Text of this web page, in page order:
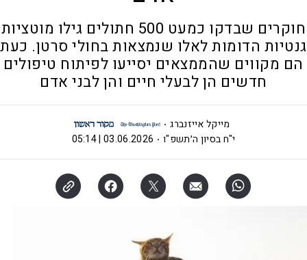
חוקרים שבדקו כמעט 500 חתולים גילו מוטציות
גנטיות הדומות לאלו שנמצאות בחולי סרטן. כעת
הם מקווים שהממצאים יסייעו לפיתוח טיפולים
חדשים הן לבעלי חיים והן לבני אדם
מייקל אייזנברג
י"ח בסיון ה׳תשפ"ו
03.06.2026 | 05:14